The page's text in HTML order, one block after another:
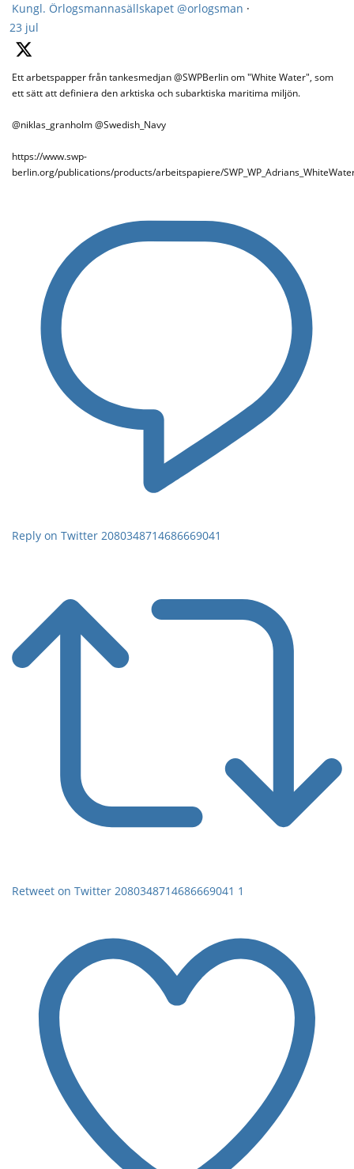
Kungl. Örlogsmannasällskapet @orlogsman ·
23 jul
Ett arbetspapper från tankesmedjan @SWPBerlin om "White Water", som
ett sätt att definiera den arktiska och subarktiska maritima miljön.
@niklas_granholm @Swedish_Navy
https://www.swp-
berlin.org/publications/products/arbeitspapiere/
Reply on Twitter 2080348714686669041
Retweet on Twitter 2080348714686669041 1